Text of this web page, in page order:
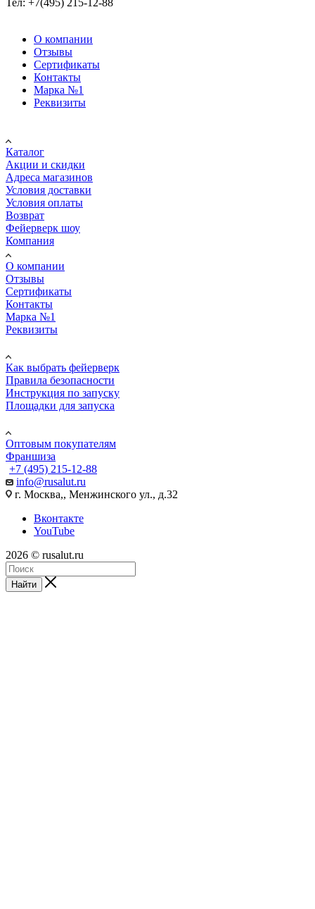
О компании
Отзывы
Сертификаты
Контакты
Марка №1
Реквизиты
Каталог
Акции и скидки
Адреса магазинов
Условия доставки
Условия оплаты
Возврат
Фейерверк шоу
Компания
О компании
Отзывы
Сертификаты
Контакты
Марка №1
Реквизиты
Как выбрать фейерверк
Правила безопасности
Инструкция по запуску
Площадки для запуска
Оптовым покупателям
Франшиза
+7 (495) 215-12-88
info@rusalut.ru
г. Москва,, Менжинского ул., д.32
Вконтакте
YouTube
2026 © rusalut.ru
Найти